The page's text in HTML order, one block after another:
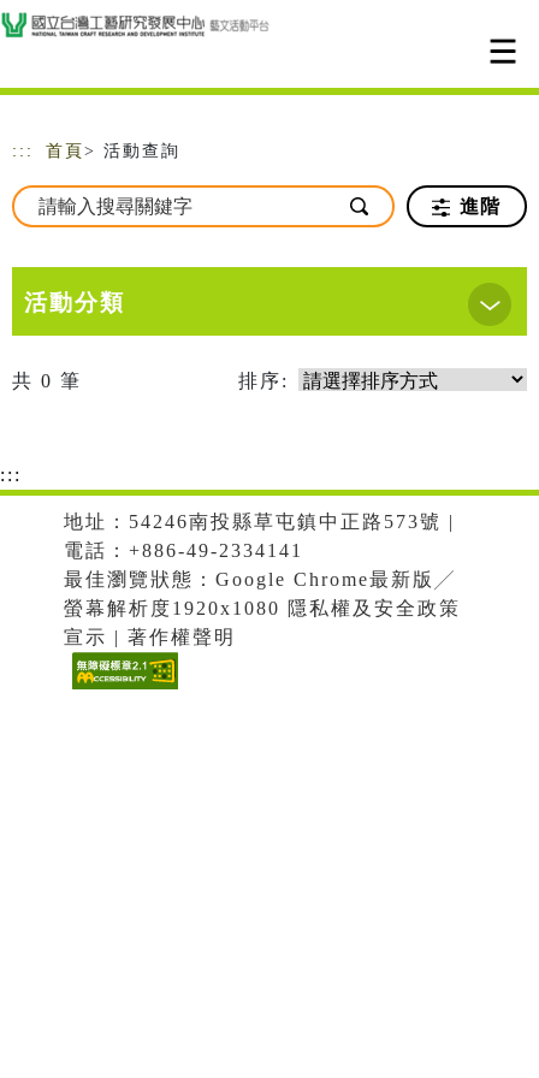
跳到主要內容
網站導覽
::: 首頁 > 活動查詢
進階
活動分類
共 0 筆 排序:
:::
地址：54246南投縣草屯鎮中正路573號 |
電話：+886-49-2334141
最佳瀏覽狀態：Google Chrome最新版╱
螢幕解析度1920x1080 隱私權及安全政策
宣示 | 著作權聲明